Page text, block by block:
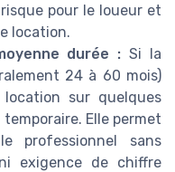
pour le loueur et
location.
durée : Si la
24 à 60 mois)
location sur quelques
Elle permet
professionnel sans
exigence de chiffre